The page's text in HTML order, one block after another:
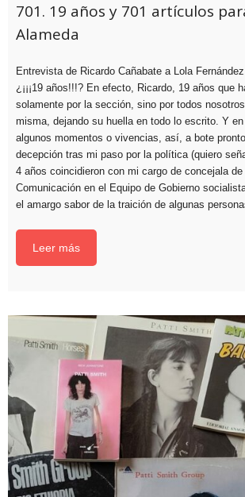
701. 19 años y 701 artículos
Alameda
Entrevista de Ricardo Cañabate a Lola
¿¡¡¡19 años!!!? En efecto, Ricardo, 19 años que
solamente por la sección, sino por todos
misma, dejando su huella en todo lo escrito. Y
algunos momentos o vivencias, así, a bote
decepción tras mi paso por la política (quiero
4 años coincidieron con mi cargo de concejala
Comunicación en el Equipo de Gobierno
el amargo sabor de la traición de algunas
Leer más